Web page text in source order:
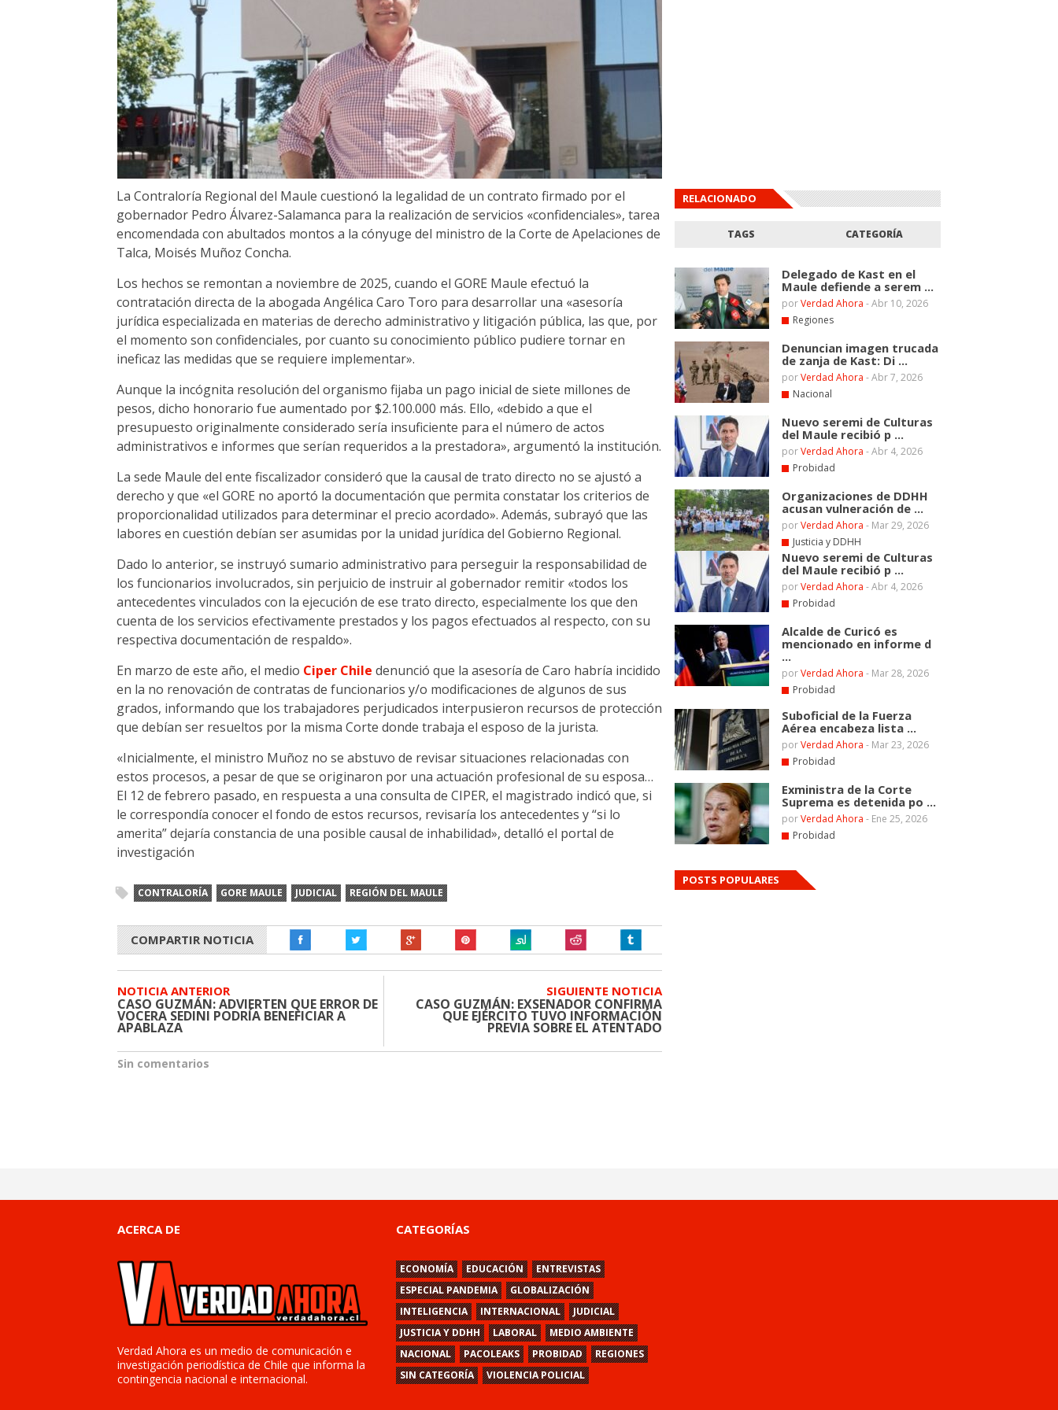
La Contraloría Regional del Maule cuestionó la legalidad de un contrato firmado por el
gobernador Pedro Álvarez-Salamanca para la realización de servicios «confidenciales», tarea
encomendada con abultados montos a la cónyuge del ministro de la Corte de Apelaciones de
Talca, Moisés Muñoz Concha.
Los hechos se remontan a noviembre de 2025, cuando el GORE Maule efectuó la
contratación directa de la abogada Angélica Caro Toro para desarrollar una «asesoría
jurídica especializada en materias de derecho administrativo y litigación pública, las que, por
el momento son confidenciales, por cuanto su conocimiento público pudiere tornar en
ineficaz las medidas que se requiere implementar».
Aunque la incógnita resolución del organismo fijaba un pago inicial de siete millones de
pesos, dicho honorario fue aumentado por $2.100.000 más. Ello, «debido a que el
presupuesto originalmente considerado sería insuficiente para el número de actos
administrativos e informes que serían requeridos a la prestadora», argumentó la institución.
La sede Maule del ente fiscalizador consideró que la causal de trato directo no se ajustó a
derecho y que «el GORE no aportó la documentación que permita constatar los criterios de
proporcionalidad utilizados para determinar el precio acordado». Además, subrayó que las
labores en cuestión debían ser asumidas por la unidad jurídica del Gobierno Regional.
Dado lo anterior, se instruyó sumario administrativo para perseguir la responsabilidad de
los funcionarios involucrados, sin perjuicio de instruir al gobernador remitir «todos los
antecedentes vinculados con la ejecución de ese trato directo, especialmente los que den
cuenta de los servicios efectivamente prestados y los pagos efectuados al respecto, con su
respectiva documentación de respaldo».
En marzo de este año, el medio Ciper Chile denunció que la asesoría de Caro habría incidido
en la no renovación de contratas de funcionarios y/o modificaciones de algunos de sus
grados, informando que los trabajadores perjudicados interpusieron recursos de protección
que debían ser resueltos por la misma Corte donde trabaja el esposo de la jurista.
«Inicialmente, el ministro Muñoz no se abstuvo de revisar situaciones relacionadas con
estos procesos, a pesar de que se originaron por una actuación profesional de su esposa…
El 12 de febrero pasado, en respuesta a una consulta de CIPER, el magistrado indicó que, si
le correspondía conocer el fondo de estos recursos, revisaría los antecedentes y “si lo
amerita” dejaría constancia de una posible causal de inhabilidad», detalló el portal de
investigación
CONTRALORÍA GORE MAULE JUDICIAL REGIÓN DEL MAULE
COMPARTIR NOTICIA
NOTICIA ANTERIOR
CASO GUZMÁN: ADVIERTEN QUE ERROR DE
VOCERA SEDINI PODRÍA BENEFICIAR A
APABLAZA
SIGUIENTE NOTICIA
CASO GUZMÁN: EXSENADOR CONFIRMA
QUE EJÉRCITO TUVO INFORMACIÓN
PREVIA SOBRE EL ATENTADO
Sin comentarios
RELACIONADO
TAGS CATEGORÍA
Delegado de Kast en el
Maule defiende a serem ...
porVerdad Ahora -Abr 10, 2026
Regiones
Denuncian imagen trucada
de zanja de Kast: Di ...
porVerdad Ahora -Abr 7, 2026
Nacional
Nuevo seremi de Culturas
del Maule recibió p ...
porVerdad Ahora -Abr 4, 2026
Probidad
Organizaciones de DDHH
acusan vulneración de ...
porVerdad Ahora - Mar 29, 2026
Justicia y DDHH
Nuevo seremi de Culturas
del Maule recibió p ...
porVerdad Ahora -Abr 4, 2026
Probidad
Alcalde de Curicó es
mencionado en informe d
...
porVerdad Ahora - Mar 28, 2026
Probidad
Suboficial de la Fuerza
Aérea encabeza lista ...
porVerdad Ahora - Mar 23, 2026
Probidad
Exministra de la Corte
Suprema es detenida po ...
porVerdad Ahora - Ene 25, 2026
Probidad
POSTS POPULARES
ACERCA DE
Verdad Ahora es un medio de comunicación e
investigación periodística de Chile que informa la
contingencia nacional e internacional.
CATEGORÍAS
ECONOMÍA EDUCACIÓN
ENTREVISTAS
ESPECIAL PANDEMIA
GLOBALIZACIÓN
INTELIGENCIA
INTERNACIONAL
JUDICIAL
JUSTICIA Y DDHH
LABORAL
MEDIO AMBIENTE
NACIONAL
PACOLEAKS PROBIDAD
REGIONES
SIN CATEGORÍA
VIOLENCIA POLICIAL